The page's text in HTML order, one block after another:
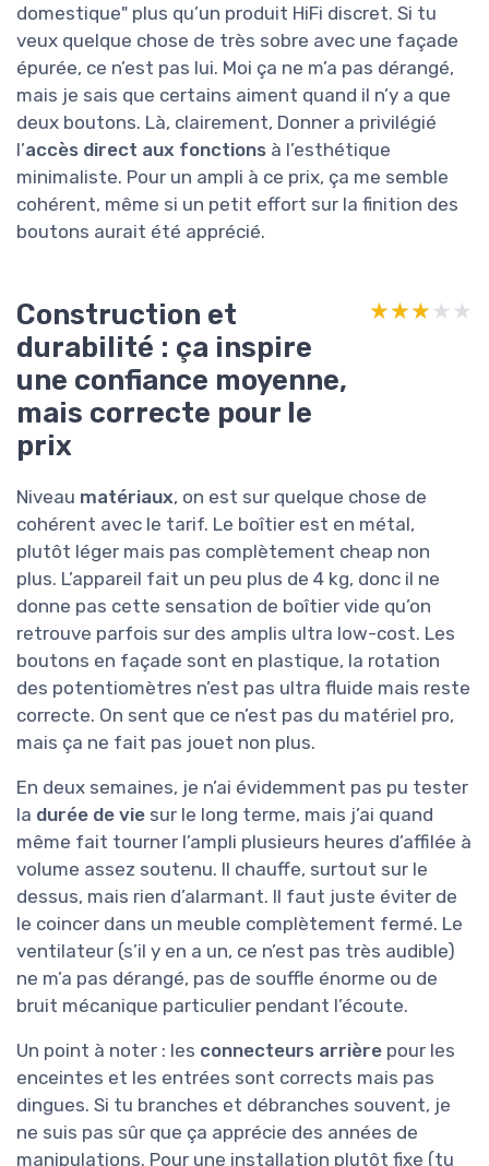
domestique" plus qu’un produit HiFi discret. Si tu
veux quelque chose de très sobre avec une façade
épurée, ce n’est pas lui. Moi ça ne m’a pas dérangé,
mais je sais que certains aiment quand il n’y a que
deux boutons. Là, clairement, Donner a privilégié
l’accès direct aux fonctions à l’esthétique
minimaliste. Pour un ampli à ce prix, ça me semble
cohérent, même si un petit effort sur la finition des
boutons aurait été apprécié.
Construction et
durabilité : ça inspire
une confiance moyenne,
mais correcte pour le
prix
★★★★★
★★★★★
Niveau matériaux, on est sur quelque chose de
cohérent avec le tarif. Le boîtier est en métal,
plutôt léger mais pas complètement cheap non
plus. L’appareil fait un peu plus de 4 kg, donc il ne
donne pas cette sensation de boîtier vide qu’on
retrouve parfois sur des amplis ultra low-cost. Les
boutons en façade sont en plastique, la rotation
des potentiomètres n’est pas ultra fluide mais reste
correcte. On sent que ce n’est pas du matériel pro,
mais ça ne fait pas jouet non plus.
En deux semaines, je n’ai évidemment pas pu tester
la durée de vie sur le long terme, mais j’ai quand
même fait tourner l’ampli plusieurs heures d’affilée à
volume assez soutenu. Il chauffe, surtout sur le
dessus, mais rien d’alarmant. Il faut juste éviter de
le coincer dans un meuble complètement fermé. Le
ventilateur (s’il y en a un, ce n’est pas très audible)
ne m’a pas dérangé, pas de souffle énorme ou de
bruit mécanique particulier pendant l’écoute.
Un point à noter : les connecteurs arrière pour les
enceintes et les entrées sont corrects mais pas
dingues. Si tu branches et débranches souvent, je
ne suis pas sûr que ça apprécie des années de
manipulations. Pour une installation plutôt fixe (tu